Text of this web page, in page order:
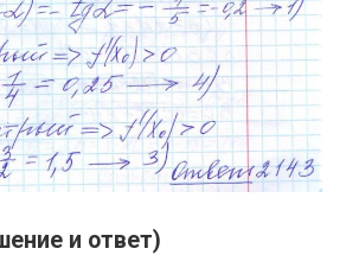
и ответ)